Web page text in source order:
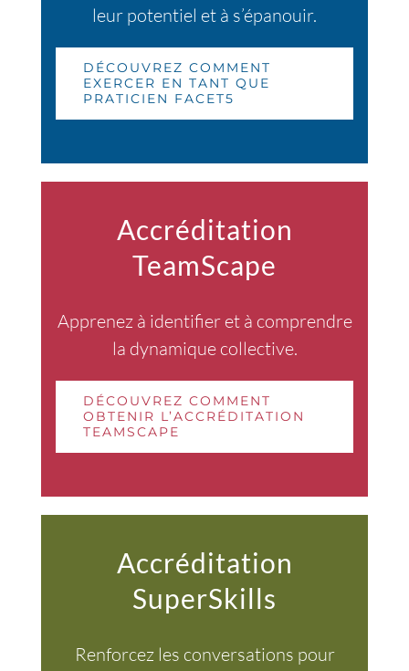
leur potentiel et à s’épanouir.
DÉCOUVREZ COMMENT
EXERCER EN TANT QUE
PRATICIEN FACET5
Accréditation
TeamScape
Apprenez à identifier et à comprendre
la dynamique collective.
DÉCOUVREZ COMMENT
OBTENIR L’ACCRÉDITATION
TEAMSCAPE
Accréditation
SuperSkills
Renforcez les conversations pour